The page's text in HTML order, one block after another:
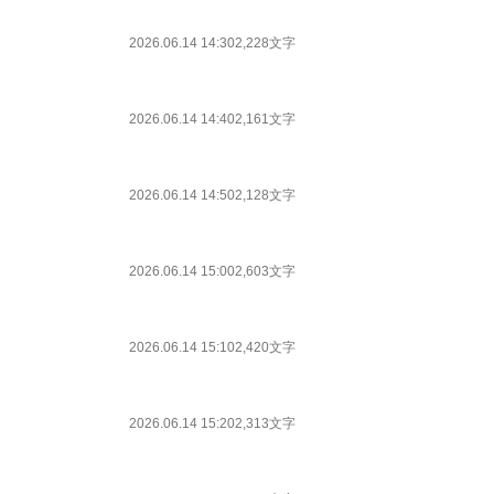
2026.06.14 14:302,228文字
2026.06.14 14:402,161文字
2026.06.14 14:502,128文字
2026.06.14 15:002,603文字
2026.06.14 15:102,420文字
2026.06.14 15:202,313文字